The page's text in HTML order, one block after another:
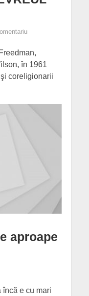
în 1961
coreligionarii
aproape
încă e cu mari